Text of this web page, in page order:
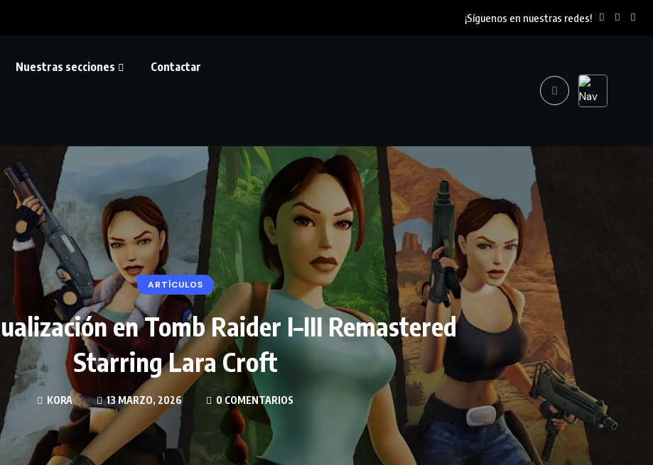
¡Síguenos en nuestras redes!
Nuestras secciones Contactar
ARTÍCULOS
en Tomb Raider I–III Remastered
Starring Lara Croft
KORA 13 MARZO, 2026 0 COMENTARIOS